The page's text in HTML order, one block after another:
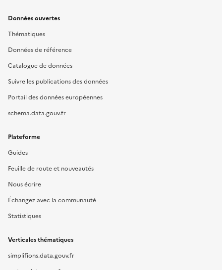
Données ouvertes
Thématiques
Données de référence
Catalogue de données
Suivre les publications des données
Portail des données européennes
schema.data.gouv.fr
Plateforme
Guides
Feuille de route et nouveautés
Nous écrire
Échangez avec la communauté
Statistiques
Verticales thématiques
simplifions.data.gouv.fr